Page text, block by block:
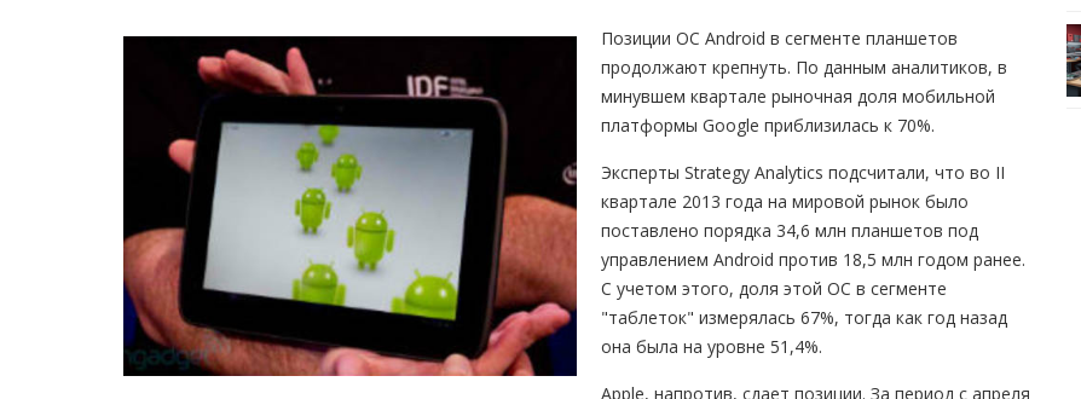
Позиции ОС Android в сегменте планшетов
продолжают крепнуть. По данным аналитиков, в
минувшем квартале рыночная доля мобильной
платформы Google приблизилась к 70%.
Эксперты Strategy Analytics подсчитали, что во II
квартале 2013 года на мировой рынок было
поставлено порядка 34,6 млн планшетов под
управлением Android против 18,5 млн годом ранее.
С учетом этого, доля этой ОС в сегменте
"таблеток" измерялась 67%, тогда как год назад
она была на уровне 51,4%.
Apple, напротив, сдает позиции. За период с апреля